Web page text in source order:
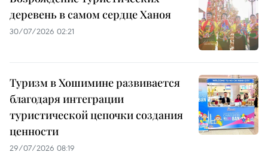
деревень в самом сердце Ханоя
30/07/2026 02:21
Туризм в Хошимине развивается
благодаря интеграции
туристической цепочки создания
ценности
29/07/2026 08:19